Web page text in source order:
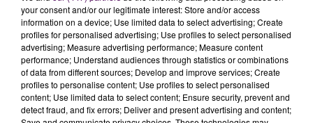
fait également naîtreun sentiment de contestation
dans la population:"Pour s’inscrire dans la durée, il
faut des mesures qui sont applicables et
respectables, et si c’est trop contraignant, cela finit
par ne pas toujours être respecté"assure l’intéressé.
C’est pour cette raison que le maire du Mans vient
d’écrire au préfet de la Sarthe pour demander la mise
your consent and/or our legitimate interest: Store and/or access
information on a device; Use limited data to select advertising; Create
profiles for personalised advertising; Use profiles to select personalised
advertising; Measure advertising performance; Measure content
performance; Understand audiences through statistics or combinations
of data from different sources; Develop and improve services; Create
profiles to personalise content; Use profiles to select personalised
content; Use limited data to select content; Ensure security, prevent and
detect fraud, and fix errors; Deliver and present advertising and content;